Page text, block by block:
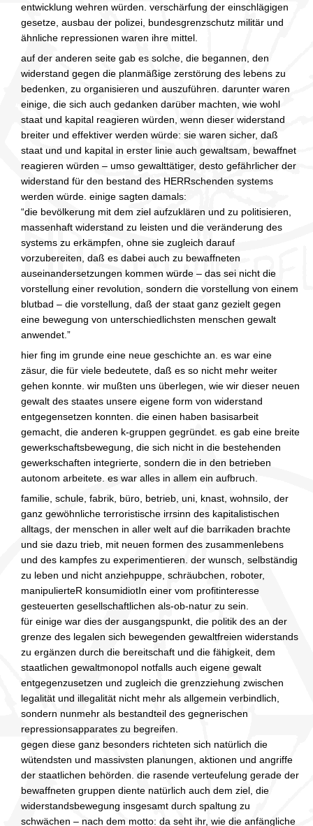
entwicklung wehren würden. verschärfung der einschlägigen
gesetze, ausbau der polizei, bundesgrenzschutz militär und
ähnliche repressionen waren ihre mittel.
auf der anderen seite gab es solche, die begannen, den
widerstand gegen die planmäßige zerstörung des lebens zu
bedenken, zu organisieren und auszuführen. darunter waren
einige, die sich auch gedanken darüber machten, wie wohl
staat und kapital reagieren würden, wenn dieser widerstand
breiter und effektiver werden würde: sie waren sicher, daß
staat und und kapital in erster linie auch gewaltsam, bewaffnet
reagieren würden – umso gewalttätiger, desto gefährlicher der
widerstand für den bestand des HERRschenden systems
werden würde. einige sagten damals:
“die bevölkerung mit dem ziel aufzuklären und zu politisieren,
massenhaft widerstand zu leisten und die veränderung des
systems zu erkämpfen, ohne sie zugleich darauf
vorzubereiten, daß es dabei auch zu bewaffneten
auseinandersetzungen kommen würde – das sei nicht die
vorstellung einer revolution, sondern die vorstellung von einem
blutbad – die vorstellung, daß der staat ganz gezielt gegen
eine bewegung von unterschiedlichsten menschen gewalt
anwendet.”
hier fing im grunde eine neue geschichte an. es war eine
zäsur, die für viele bedeutete, daß es so nicht mehr weiter
gehen konnte. wir mußten uns überlegen, wie wir dieser neuen
gewalt des staates unsere eigene form von widerstand
entgegensetzen konnten. die einen haben basisarbeit
gemacht, die anderen k-gruppen gegründet. es gab eine breite
gewerkschaftsbewegung, die sich nicht in die bestehenden
gewerkschaften integrierte, sondern die in den betrieben
autonom arbeitete. es war alles in allem ein aufbruch.
familie, schule, fabrik, büro, betrieb, uni, knast, wohnsilo, der
ganz gewöhnliche terroristische irrsinn des kapitalistischen
alltags, der menschen in aller welt auf die barrikaden brachte
und sie dazu trieb, mit neuen formen des zusammenlebens
und des kampfes zu experimentieren. der wunsch, selbständig
zu leben und nicht anziehpuppe, schräubchen, roboter,
manipulierteR konsumidiotIn einer vom profitinteresse
gesteuerten gesellschaftlichen als-ob-natur zu sein.
für einige war dies der ausgangspunkt, die politik des an der
grenze des legalen sich bewegenden gewaltfreien widerstands
zu ergänzen durch die bereitschaft und die fähigkeit, dem
staatlichen gewaltmonopol notfalls auch eigene gewalt
entgegenzusetzen und zugleich die grenzziehung zwischen
legalität und illegalität nicht mehr als allgemein verbindlich,
sondern nunmehr als bestandteil des gegnerischen
repressionsapparates zu begreifen.
gegen diese ganz besonders richteten sich natürlich die
wütendsten und massivsten planungen, aktionen und angriffe
der staatlichen behörden. die rasende verteufelung gerade der
bewaffneten gruppen diente natürlich auch dem ziel, die
widerstandsbewegung insgesamt durch spaltung zu
schwächen – nach dem motto: da seht ihr, wie die anfängliche